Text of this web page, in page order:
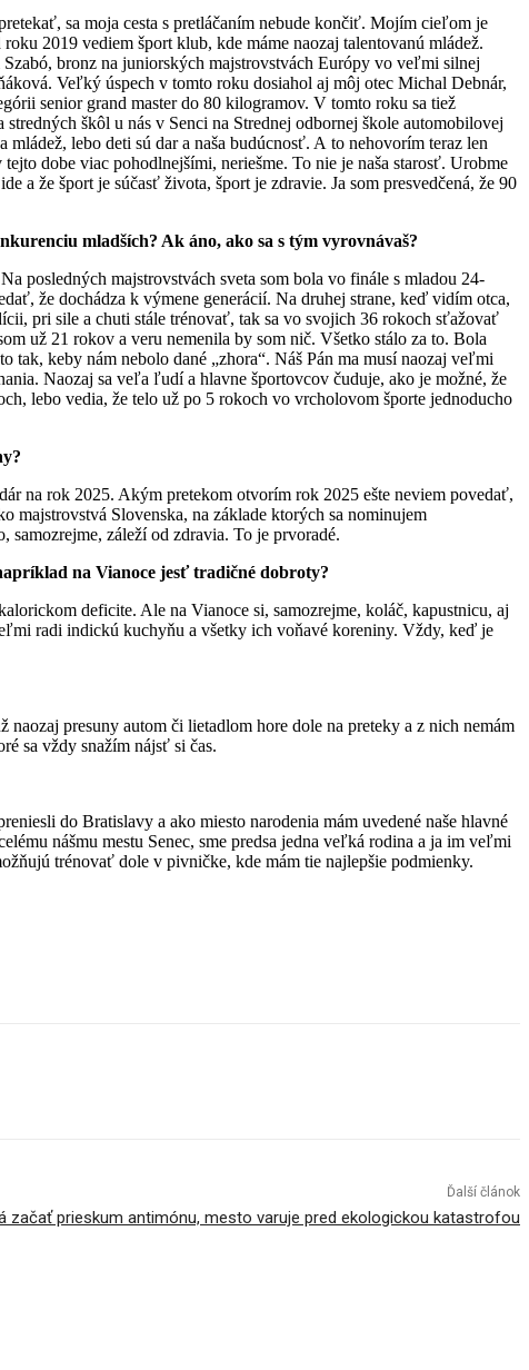
sa moja cesta s pretláčaním nebude končiť. Mojím cieľom je
2019 vediem šport klub, kde máme naozaj talentovanú mládež.
bronz na juniorských majstrovstvách Európy vo veľmi silnej
Veľký úspech v tomto roku dosiahol aj môj otec Michal Debnár,
senior grand master do 80 kilogramov. V tomto roku sa tiež
škôl u nás v Senci na Strednej odbornej škole automobilovej
lebo deti sú dar a naša budúcnosť. A to nehovorím teraz len
dobe viac pohodlnejšími, neriešme. To nie je naša starosť. Urobme
a že šport je súčasť života, šport je zdravie. Ja som presvedčená, že 90
mladších? Ak áno, ako sa s tým vyrovnávaš?
posledných majstrovstvách sveta som bola vo finále s mladou 24-
že dochádza k výmene generácií. Na druhej strane, keď vidím otca,
pri sile a chuti stále trénovať, tak sa vo svojich 36 rokoch sťažovať
už 21 rokov a veru nemenila by som nič. Všetko stálo za to. Bola
tak, keby nám nebolo dané „zhora“. Náš Pán ma musí naozaj veľmi
Naozaj sa veľa ľudí a hlavne športovcov čuduje, ako je možné, že
lebo vedia, že telo už po 5 rokoch vo vrcholovom športe jednoducho
na rok 2025. Akým pretekom otvorím rok 2025 ešte neviem povedať,
majstrovstvá Slovenska, na základe ktorých sa nominujem
samozrejme, záleží od zdravia. To je prvoradé.
na Vianoce jesť tradičné dobroty?
deficite. Ale na Vianoce si, samozrejme, koláč, kapustnicu, aj
radi indickú kuchyňu a všetky ich voňavé koreniny. Vždy, keď je
presuny autom či lietadlom hore dole na preteky a z nich nemám
sa vždy snažím nájsť si čas.
do Bratislavy a ako miesto narodenia mám uvedené naše hlavné
nášmu mestu Senec, sme predsa jedna veľká rodina a ja im veľmi
trénovať dole v pivničke, kde mám tie najlepšie podmienky.
Ďalší článok
začať prieskum antimónu, mesto varuje pred ekologickou katastrofou